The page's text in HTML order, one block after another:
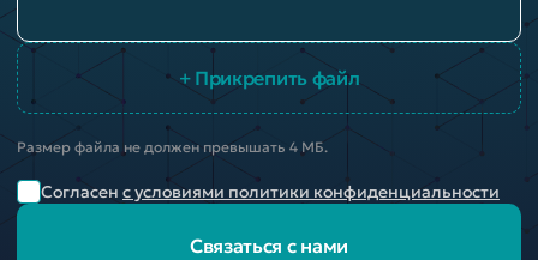
+ Прикрепить файл
Размер файла не должен превышать 4 МБ.
Согласен с условиями политики конфиденциальности
Связаться с нами